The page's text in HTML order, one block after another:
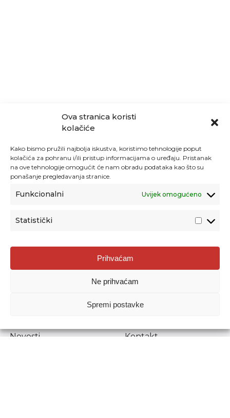
Ova stranica koristi
kolačiće
Kako bismo pružili najbolja iskustva, koristimo tehnologije poput
kolačića za pohranu i/ili pristup informacijama o uređaju. Pristanak
na ove tehnologije omogućit će nam obradu podataka kao što su
ponašanje pregledavanja stranice.
Funkcionalni Uvijek omogućeno
Statistički
Prihvaćam
Ne prihvaćam
Spremi postavke
Agencija za odgoj i obrazovanje
Donje Svetice 38, 10000 Zagreb
1778129
Prenošenje sadržaja dopušteno je uz navođenje izvora.
Novosti
Kontakt